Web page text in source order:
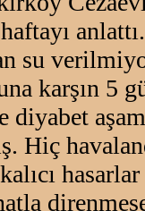
su
karşın 5
diyabet
Hiç